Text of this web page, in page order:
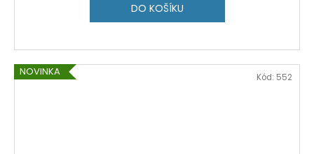
DO KOŠÍKU
NOVINKA Kód: 552